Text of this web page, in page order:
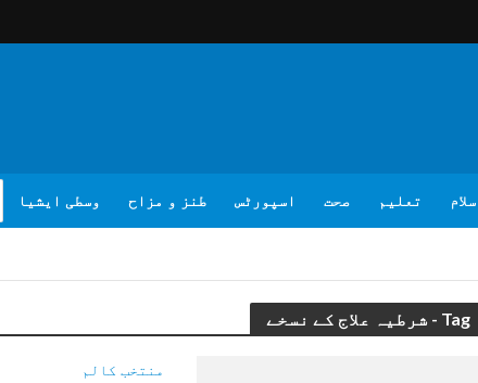
تعلیم صحت اسپورٹس طنز و مزاح وسطی ایشیا
Tag - شرطیہ علاج کے نسخے
منتخب کالم